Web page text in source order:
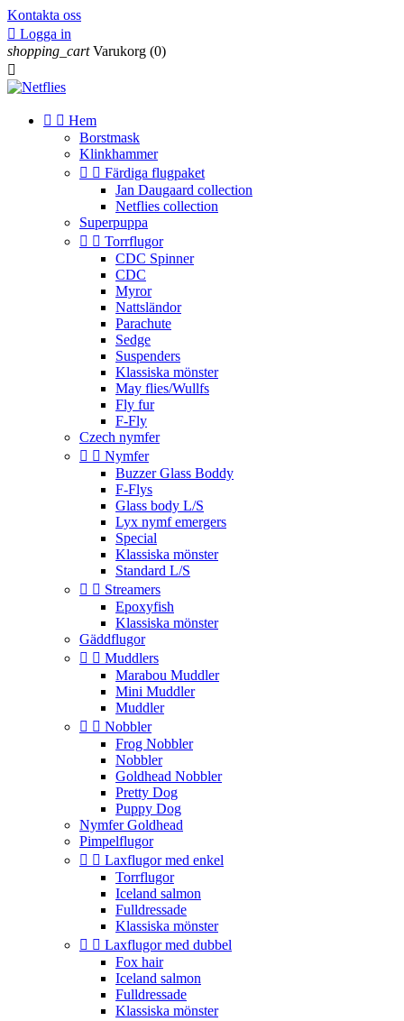
Kontakta oss
 Logga in
shopping_cart Varukorg (0)

  Hem
Borstmask
Klinkhammer
  Färdiga flugpaket
Jan Daugaard collection
Netflies collection
Superpuppa
  Torrflugor
CDC Spinner
CDC
Myror
Nattsländor
Parachute
Sedge
Suspenders
Klassiska mönster
May flies/Wullfs
Fly fur
F-Fly
Czech nymfer
  Nymfer
Buzzer Glass Boddy
F-Flys
Glass body L/S
Lyx nymf emergers
Special
Klassiska mönster
Standard L/S
  Streamers
Epoxyfish
Klassiska mönster
Gäddflugor
  Muddlers
Marabou Muddler
Mini Muddler
Muddler
  Nobbler
Frog Nobbler
Nobbler
Goldhead Nobbler
Pretty Dog
Puppy Dog
Nymfer Goldhead
Pimpelflugor
  Laxflugor med enkel
Torrflugor
Iceland salmon
Fulldressade
Klassiska mönster
  Laxflugor med dubbel
Fox hair
Iceland salmon
Fulldressade
Klassiska mönster